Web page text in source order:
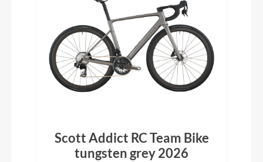
Scott Addict RC Team Bike
tungsten grey 2026